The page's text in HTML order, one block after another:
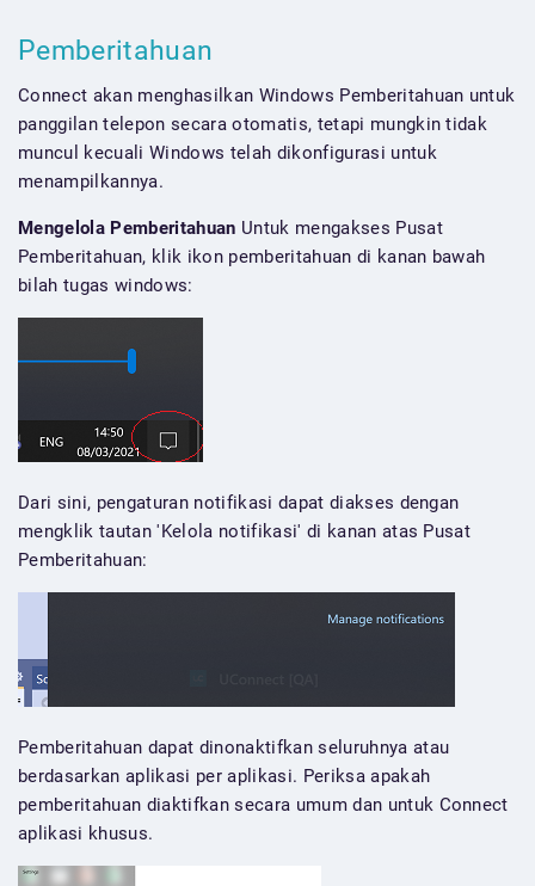
Pemberitahuan
Connect akan menghasilkan Windows Pemberitahuan untuk
panggilan telepon secara otomatis, tetapi mungkin tidak
muncul kecuali Windows telah dikonfigurasi untuk
menampilkannya.
Mengelola Pemberitahuan Untuk mengakses Pusat
Pemberitahuan, klik ikon pemberitahuan di kanan bawah
bilah tugas windows:
Dari sini, pengaturan notifikasi dapat diakses dengan
mengklik tautan 'Kelola notifikasi' di kanan atas Pusat
Pemberitahuan:
Pemberitahuan dapat dinonaktifkan seluruhnya atau
berdasarkan aplikasi per aplikasi. Periksa apakah
pemberitahuan diaktifkan secara umum dan untuk Connect
aplikasi khusus.